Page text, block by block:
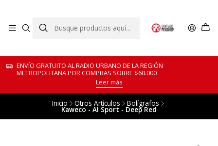
ENVÍO GRATUITO AL RADIO URBANO DE LA REGIÓN
METROPOLITANA POR COMPRAS SOBRE $60.000
Leer más
Inicio Otros Artículos Bolígrafos
Kaweco - Al Sport - Deep Red